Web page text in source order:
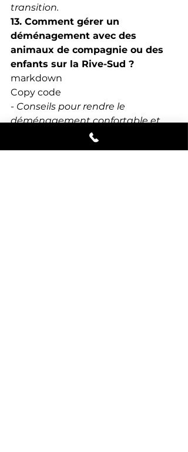
transition.
13. Comment gérer un
déménagement avec des
animaux de compagnie ou des
enfants sur la Rive-Sud ?
markdown
Copy code
- Conseils pour rendre le
déménagement confortable et
sécuritaire pour tous les membres
de la famille.